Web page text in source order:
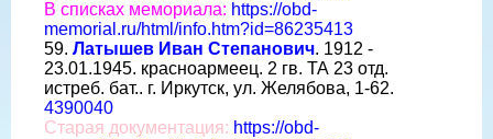
В списках мемориала: https://obd-
memorial.ru/html/info.htm?id=86235413
59. Латышев Иван Степанович. 1912 -
23.01.1945. красноармеец. 2 гв. ТА 23 отд.
истреб. бат.. г. Иркутск, ул. Желябова, 1-62.
4390040
Старая документация: https://obd-